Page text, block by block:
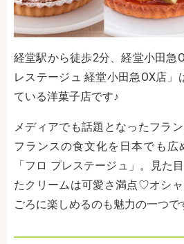
経堂駅から徒歩2分、経堂小田急
レステージュ 経堂小田急OX店」
ている洋菓子店です♪
メディアでも話題となったフラ
フランスの食文化を日本でも広
「フロ プレステージュ 」。見た
たクリームは可愛さ満点♡オシ
ごろに楽しめるのも魅力の一つで